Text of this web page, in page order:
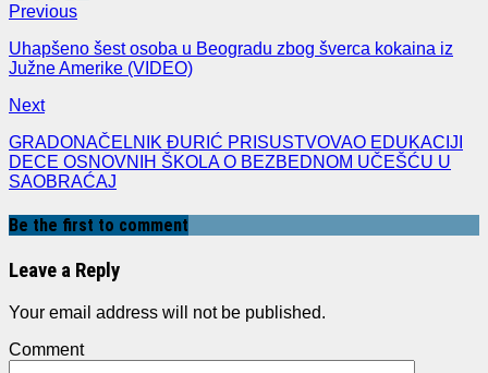
Previous
Uhapšeno šest osoba u Beogradu zbog šverca kokaina iz
Južne Amerike (VIDEO)
Next
GRADONAČELNIK ĐURIĆ PRISUSTVOVAO EDUKACIJI
DECE OSNOVNIH ŠKOLA O BEZBEDNOM UČEŠĆU U
SAOBRAĆAJ
Be the first to comment
Leave a Reply
Your email address will not be published.
Comment